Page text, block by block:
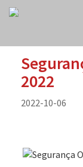
2022
2022-10-06